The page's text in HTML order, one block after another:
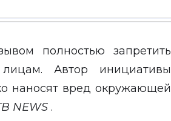
полностью запретить
Автор инициативы
наносят вред окружающей
NEWS .